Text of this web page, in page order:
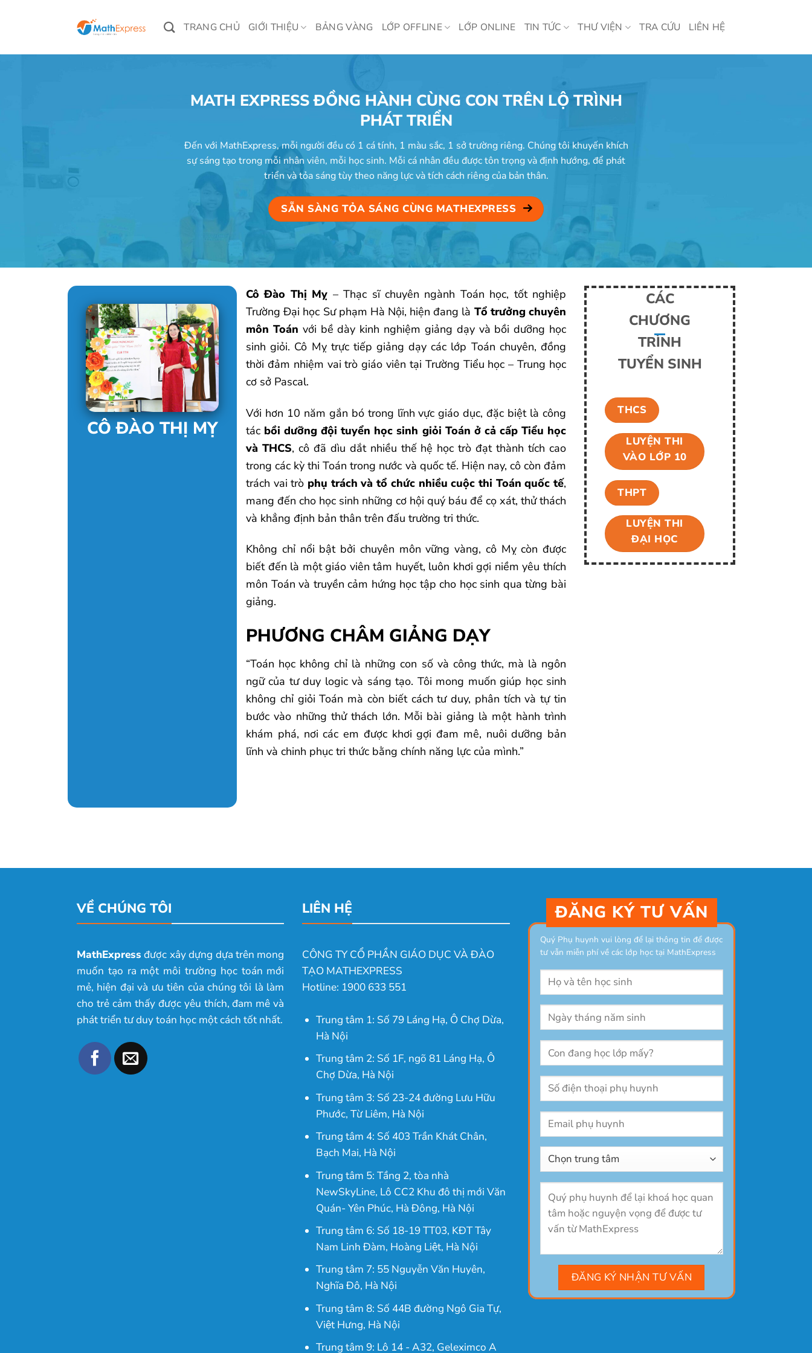
dung
TRANG CHỦ GIỚI THIỆU BẢNG VÀNG LỚP OFFLINE LỚP ONLINE TIN TỨC THƯ VIỆN TRA CỨU LIÊN HỆ
MATH EXPRESS ĐỒNG HÀNH CÙNG CON TRÊN LỘ TRÌNH
PHÁT TRIỂN
Đến với MathExpress, mỗi người đều có 1 cá tính, 1 màu sắc, 1 sở trường riêng. Chúng tôi khuyến khích
sự sáng tạo trong mỗi nhân viên, mỗi học sinh. Mỗi cá nhân đều được tôn trọng và định hướng, để phát
triển và tỏa sáng tùy theo năng lực và tích cách riêng của bản thân.
SẴN SÀNG TỎA SÁNG CÙNG MATHEXPRESS
CÔ ĐÀO THỊ MỴ
Cô Đào Thị Mỵ – Thạc sĩ chuyên ngành Toán học, tốt nghiệp
Trường Đại học Sư phạm Hà Nội, hiện đang là Tổ trưởng chuyên
môn Toán với bề dày kinh nghiệm giảng dạy và bồi dưỡng học
sinh giỏi. Cô Mỵ trực tiếp giảng dạy các lớp Toán chuyên, đồng
thời đảm nhiệm vai trò giáo viên tại Trường Tiểu học – Trung học
cơ sở Pascal.
Với hơn 10 năm gắn bó trong lĩnh vực giáo dục, đặc biệt là công
tác bồi dưỡng đội tuyển học sinh giỏi Toán ở cả cấp Tiểu học
và THCS, cô đã dìu dắt nhiều thế hệ học trò đạt thành tích cao
trong các kỳ thi Toán trong nước và quốc tế. Hiện nay, cô còn đảm
trách vai trò phụ trách và tổ chức nhiều cuộc thi Toán quốc tế,
mang đến cho học sinh những cơ hội quý báu để cọ xát, thử thách
và khẳng định bản thân trên đấu trường tri thức.
Không chỉ nổi bật bởi chuyên môn vững vàng, cô Mỵ còn được
biết đến là một giáo viên tâm huyết, luôn khơi gợi niềm yêu thích
môn Toán và truyền cảm hứng học tập cho học sinh qua từng bài
giảng.
PHƯƠNG CHÂM GIẢNG DẠY
“Toán học không chỉ là những con số và công thức, mà là ngôn
ngữ của tư duy logic và sáng tạo. Tôi mong muốn giúp học sinh
không chỉ giỏi Toán mà còn biết cách tư duy, phân tích và tự tin
bước vào những thử thách lớn. Mỗi bài giảng là một hành trình
khám phá, nơi các em được khơi gợi đam mê, nuôi dưỡng bản
lĩnh và chinh phục tri thức bằng chính năng lực của mình.”
CÁC
CHƯƠNG
TRÌNH
TUYỂN SINH
THCS
LUYỆN THI
VÀO LỚP 10
THPT
LUYỆN THI
ĐẠI HỌC
VỀ CHÚNG TÔI
MathExpress được xây dựng dựa trên mong
muốn tạo ra một môi trường học toán mới
mẻ, hiện đại và ưu tiên của chúng tôi là làm
cho trẻ cảm thấy được yêu thích, đam mê và
phát triển tư duy toán học một cách tốt nhất.
LIÊN HỆ
CÔNG TY CỔ PHẦN GIÁO DỤC VÀ ĐÀO
TẠO MATHEXPRESS
Hotline: 1900 633 551
Trung tâm 1: Số 79 Láng Hạ, Ô Chợ Dừa,
Hà Nội
Trung tâm 2: Số 1F, ngõ 81 Láng Hạ, Ô
Chợ Dừa, Hà Nội
Trung tâm 3: Số 23-24 đường Lưu Hữu
Phước, Từ Liêm, Hà Nội
Trung tâm 4: Số 403 Trần Khát Chân,
Bạch Mai, Hà Nội
Trung tâm 5: Tầng 2, tòa nhà
NewSkyLine, Lô CC2 Khu đô thị mới Văn
Quán- Yên Phúc, Hà Đông, Hà Nội
Trung tâm 6: Số 18-19 TT03, KĐT Tây
Nam Linh Đàm, Hoàng Liệt, Hà Nội
Trung tâm 7: 55 Nguyễn Văn Huyên,
Nghĩa Đô, Hà Nội
Trung tâm 8: Số 44B đường Ngô Gia Tự,
Việt Hưng, Hà Nội
Trung tâm 9: Lô 14 - A32, Geleximco A
ĐĂNG KÝ TƯ VẤN
Quý Phụ huynh vui lòng để lại thông tin để được
tư vẫn miễn phí về các lớp học tại MathExpress